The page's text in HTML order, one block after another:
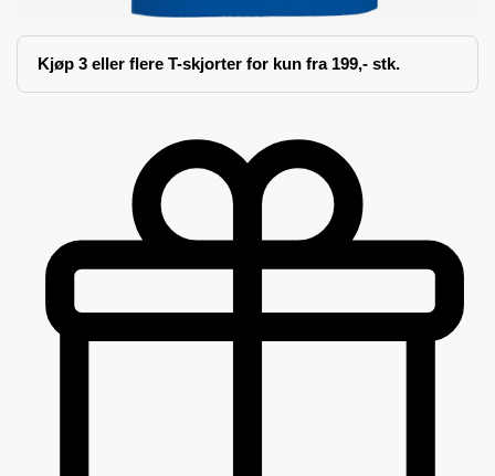
Kjøp 3 eller flere T-skjorter for kun fra 199,- stk.